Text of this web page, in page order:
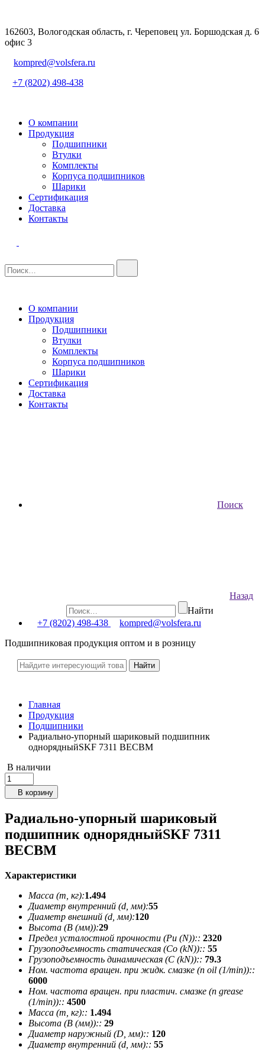
162603, Вологодская область, г. Череповец ул. Боршодская д. 6
офис 3
kompred@volsfera.ru
+7 (8202) 498-438
О компании
Продукция
Подшипники
Втулки
Комплекты
Корпуса подшипников
Шарики
Сертификация
Доставка
Контакты
О компании
Продукция
Подшипники
Втулки
Комплекты
Корпуса подшипников
Шарики
Сертификация
Доставка
Контакты
Поиск
Назад
Найти
+7 (8202) 498-438
kompred@volsfera.ru
Подшипниковая продукция оптом и в розницу
Главная
Продукция
Подшипники
Радиально-упорный шариковый подшипник
однорядныйSKF 7311 BECBM
В наличии
В корзину
Радиально-упорный шариковый
подшипник однорядныйSKF 7311
BECBM
Характеристики
Масса (m, кг):1.494
Диаметр внутренний (d, мм):55
Диаметр внешний (d, мм):120
Высота (В (мм)):29
Предел усталостной прочности (Pu (N)):: 2320
Грузоподъемность статическая (Co (kN)):: 55
Грузоподъемность динамическая (C (kN)):: 79.3
Ном. частота вращен. при жидк. смазке (n oil (1/min))::
6000
Ном. частота вращен. при пластич. смазке (n grease
(1/min)):: 4500
Масса (m, кг):: 1.494
Высота (В (мм)):: 29
Диаметр наружный (D, мм):: 120
Диаметр внутренний (d, мм):: 55